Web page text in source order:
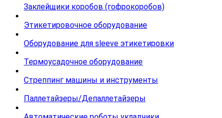
Заклейщики коробов (гофрокоробов)
Этикетировочное оборудование
Оборудование для sleeve этикетировки
Термоусадочное оборудование
Стреппинг машины и инструменты
Паллетайзеры/Депаллетайзеры